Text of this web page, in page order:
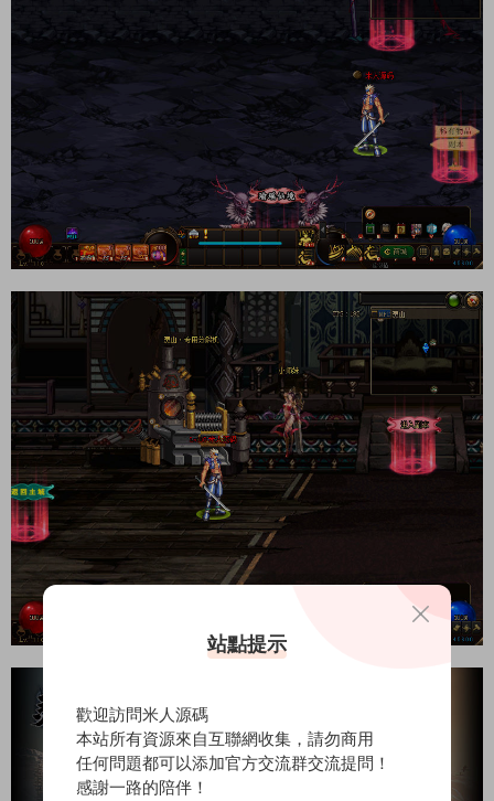
站點提示
歡迎訪問米人源碼
本站所有資源來自互聯網收集，請勿商用
任何問題都可以添加官方交流群交流提問！
感謝一路的陪伴！